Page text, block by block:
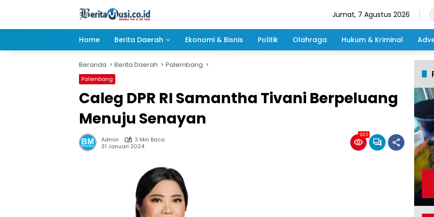
Jumat, 7 Agustus 2026
Home Berita Daerah Ekonomi & Bisnis Politik Olahraga Hukum & Kriminal
Beranda Berita Daerah Palembang
Palembang
Caleg DPR RI Samantha Tivani Berpeluang
Menuju Senayan
Admin
3 Min Baca
31 Januari 2024
923